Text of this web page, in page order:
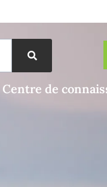
Centre de